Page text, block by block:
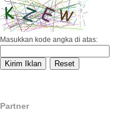
Masukkan kode angka di atas:
Partner